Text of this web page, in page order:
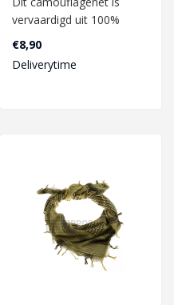
vervaardigd uit 100%
katoen en heeft een
afmeting van ca. 1..
€8,90
Deliverytime